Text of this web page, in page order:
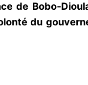
de Bobo-
du